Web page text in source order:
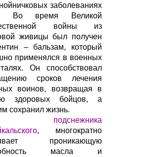
заболеваниях
Во время Великой
войны из
живицы был получен
– бальзам, который
применялся в военных
Он способствовал
сроков лечения
воинов, возвращая в
здоровых бойцов, а
сохранил жизнь.
подснежника
, многократно
проникающую
масла и